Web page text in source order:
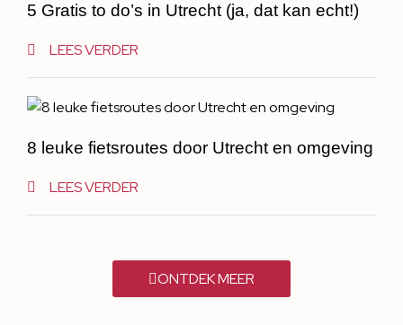
5 Gratis to do’s in Utrecht (ja, dat kan echt!)
LEES VERDER
8 leuke fietsroutes door Utrecht en omgeving
LEES VERDER
ONTDEK MEER